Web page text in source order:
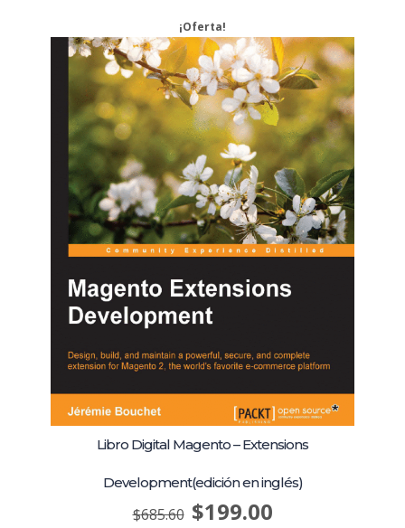
¡Oferta!
Libro Digital Magento – Extensions
Development(edición en inglés)
$685.60 $199.00